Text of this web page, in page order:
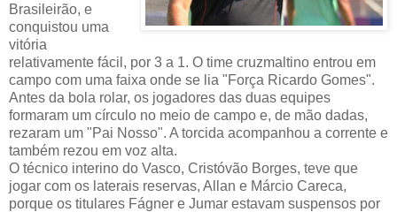
Brasileirão, e
conquistou uma
vitória
relativamente fácil, por 3 a 1. O time cruzmaltino entrou em
campo com uma faixa onde se lia "Força Ricardo Gomes".
Antes da bola rolar, os jogadores das duas equipes
formaram um círculo no meio de campo e, de mão dadas,
rezaram um "Pai Nosso". A torcida acompanhou a corrente e
também rezou em voz alta.
O técnico interino do Vasco, Cristóvão Borges, teve que
jogar com os laterais reservas, Allan e Márcio Careca,
porque os titulares Fágner e Jumar estavam suspensos por